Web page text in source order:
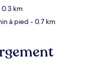
km
à pied - 0.7 km